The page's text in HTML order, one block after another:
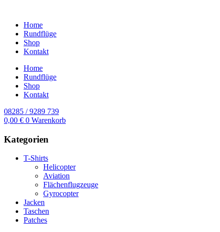
Home
Rundflüge
Shop
Kontakt
Home
Rundflüge
Shop
Kontakt
08285 / 9289 739
0,00 € 0 Warenkorb
Kategorien
T-Shirts
Helicopter
Aviation
Flächenflugzeuge
Gyrocopter
Jacken
Taschen
Patches